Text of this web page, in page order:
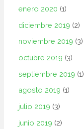
enero 2020 (1)
diciembre 2019 (2)
noviembre 2019 (3)
octubre 2019 (3)
septiembre 2019 (1)
agosto 2019 (1)
julio 2019 (3)
junio 2019 (2)